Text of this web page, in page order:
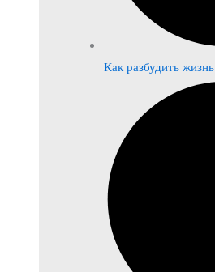
Как разбудить жизнь